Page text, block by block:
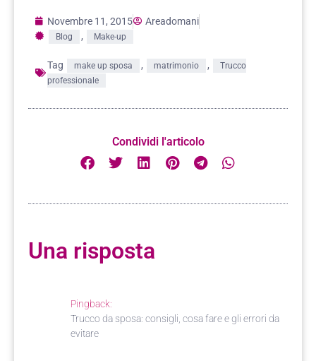
Novembre 11, 2015 Areadomani
Blog , Make-up
Tag make up sposa , matrimonio ,
Trucco
professionale
Condividi l'articolo
Una risposta
Pingback:
Trucco da sposa: consigli, cosa fare e gli errori da
evitare